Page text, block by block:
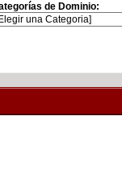
de Dominio: